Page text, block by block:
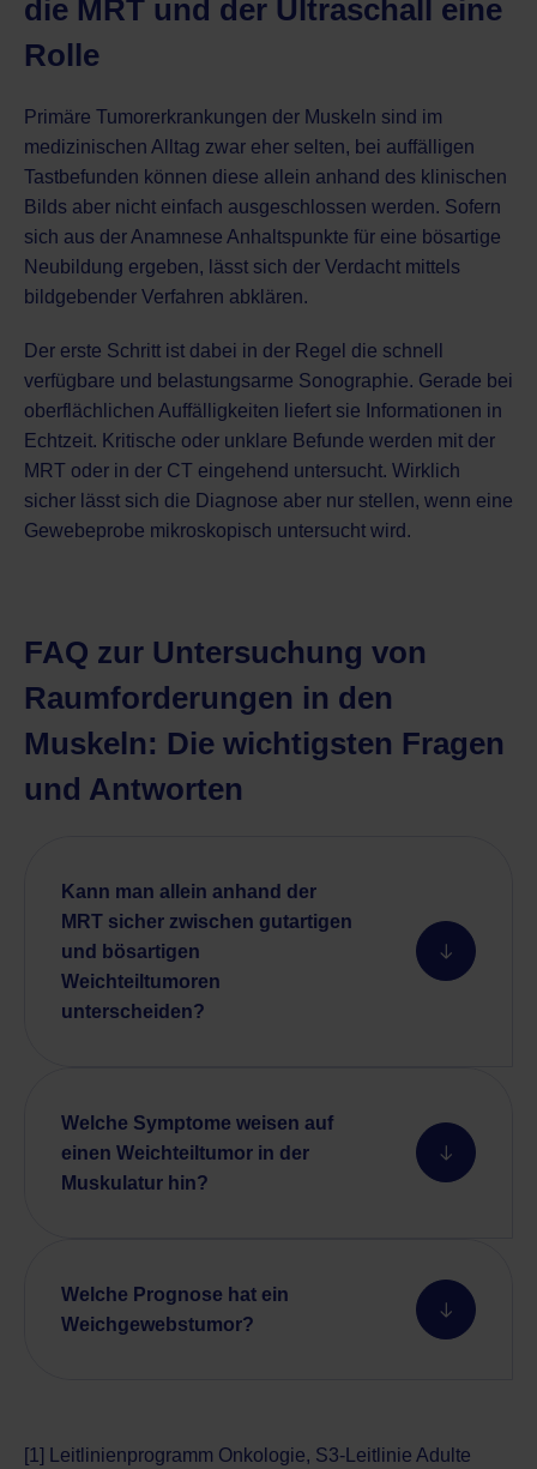
die MRT und der Ultraschall eine
Rolle
Primäre Tumorerkrankungen der Muskeln sind im
medizinischen Alltag zwar eher selten, bei auffälligen
Tastbefunden können diese allein anhand des klinischen
Bilds aber nicht einfach ausgeschlossen werden. Sofern
sich aus der Anamnese Anhaltspunkte für eine bösartige
Neubildung ergeben, lässt sich der Verdacht mittels
bildgebender Verfahren abklären.
Der erste Schritt ist dabei in der Regel die schnell
verfügbare und belastungsarme Sonographie. Gerade bei
oberflächlichen Auffälligkeiten liefert sie Informationen in
Echtzeit. Kritische oder unklare Befunde werden mit der
MRT oder in der CT eingehend untersucht. Wirklich
sicher lässt sich die Diagnose aber nur stellen, wenn eine
Gewebeprobe mikroskopisch untersucht wird.
FAQ zur Untersuchung von
Raumforderungen in den
Muskeln: Die wichtigsten Fragen
und Antworten
Kann man allein anhand der
MRT sicher zwischen gutartigen
und bösartigen
Weichteiltumoren
unterscheiden?
Welche Symptome weisen auf
einen Weichteiltumor in der
Muskulatur hin?
Welche Prognose hat ein
Weichgewebstumor?
[1] Leitlinienprogramm Onkologie, S3-Leitlinie Adulte